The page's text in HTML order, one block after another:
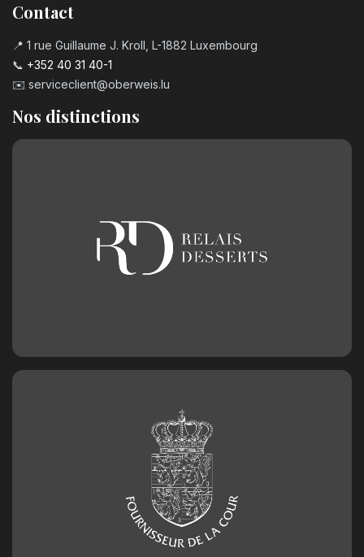
Contact
📍 1 rue Guillaume J. Kroll, L-1882 Luxembourg
📞 +352 40 31 40-1
✉️ serviceclient@oberweis.lu
Nos distinctions